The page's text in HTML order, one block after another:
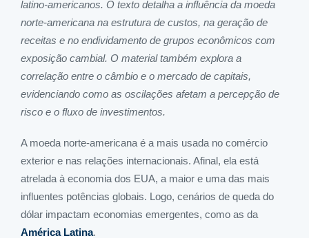
latino-americanos. O texto detalha a influência da moeda
norte-americana na estrutura de custos, na geração de
receitas e no endividamento de grupos econômicos com
exposição cambial. O material também explora a
correlação entre o câmbio e o mercado de capitais,
evidenciando como as oscilações afetam a percepção de
risco e o fluxo de investimentos.
A moeda norte-americana é a mais usada no comércio
exterior e nas relações internacionais. Afinal, ela está
atrelada à economia dos EUA, a maior e uma das mais
influentes potências globais. Logo, cenários de queda do
dólar impactam economias emergentes, como as da
América Latina.